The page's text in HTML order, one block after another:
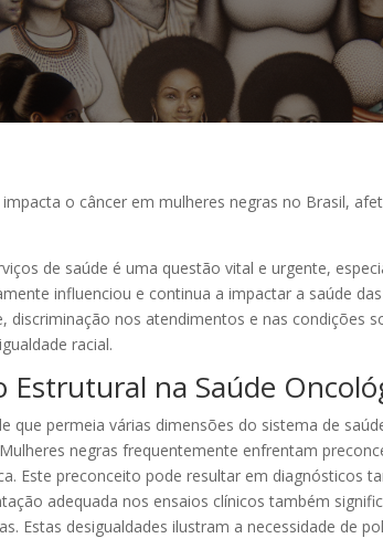
o câncer em mulheres negras no Brasil,
de saúde é uma questão vital e urgente,
influenciou e continua a impactar a saúde
discriminação nos atendimentos e nas condições
racial.
Estrutural na Saúde
que permeia várias dimensões do sistema de
negras frequentemente enfrentam
Este preconceito pode resultar em diagnósticos
adequada nos ensaios clínicos também
Estas desigualdades ilustram a necessidade de